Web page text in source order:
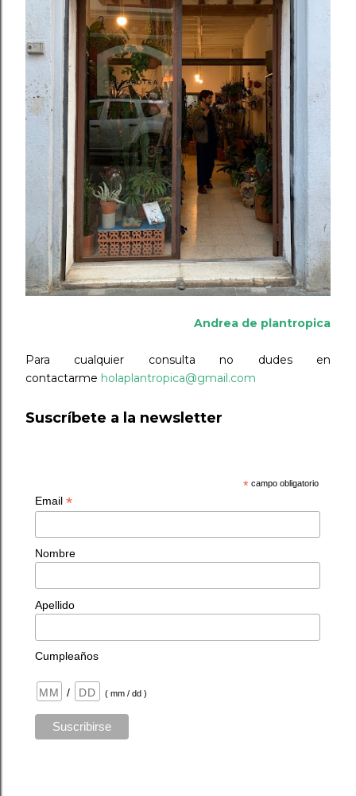
Andrea de plantropica
Para cualquier consulta no dudes en
contactarme holaplantropica@gmail.com
Suscríbete a la newsletter
* campo obligatorio
Email *
Nombre
Apellido
Cumpleaños
/ ( mm / dd )